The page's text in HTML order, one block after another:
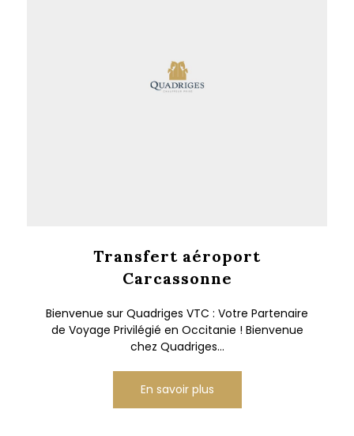
Transfert aéroport
Carcassonne
Bienvenue sur Quadriges VTC : Votre Partenaire
de Voyage Privilégié en Occitanie ! Bienvenue
chez Quadriges...
En savoir plus